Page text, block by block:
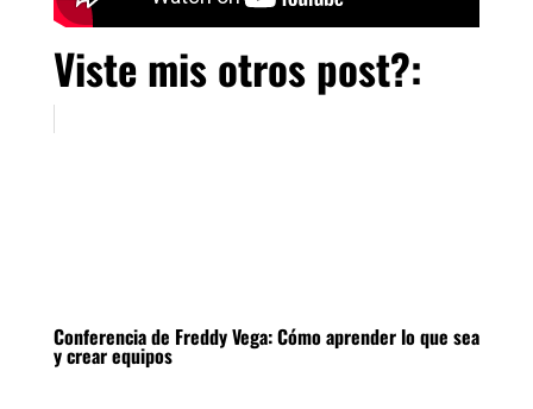
Viste mis otros post?:
Conferencia de Freddy Vega: Cómo aprender lo que sea
y crear equipos